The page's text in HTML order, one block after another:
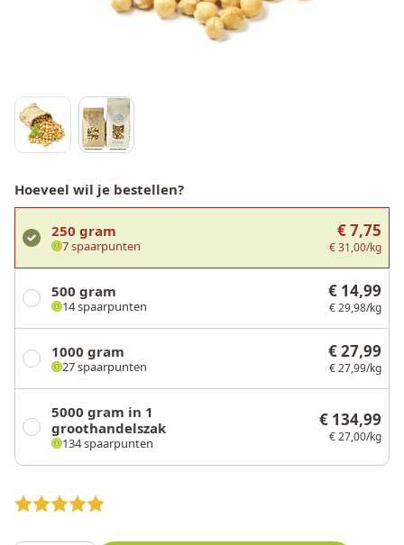
Hoeveel wil je bestellen?
250 gram
7 spaarpunten
€ 7,75
€ 31,00/kg
500 gram
14 spaarpunten
€ 14,99
€ 29,98/kg
1000 gram
27 spaarpunten
€ 27,99
€ 27,99/kg
5000 gram in 1
groothandelszak
134 spaarpunten
€ 134,99
€ 27,00/kg